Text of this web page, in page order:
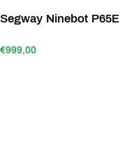
Segway Ninebot P65E
€999,00